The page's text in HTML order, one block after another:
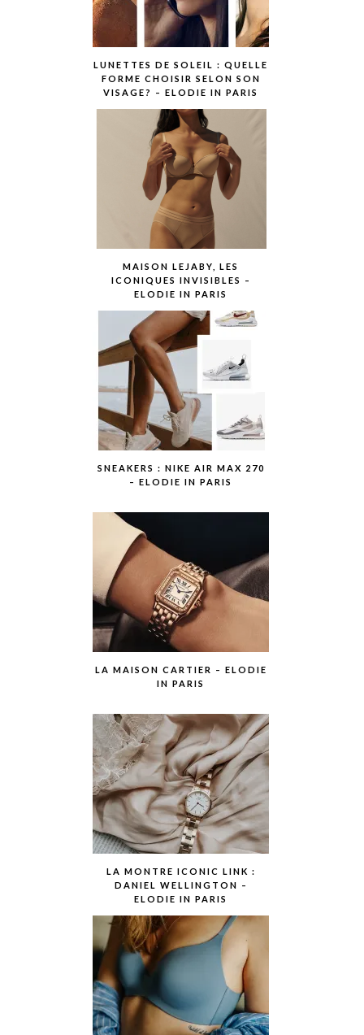
LUNETTES DE SOLEIL : QUELLE
FORME CHOISIR SELON SON
VISAGE? – ELODIE IN PARIS
MAISON LEJABY, LES
ICONIQUES INVISIBLES –
ELODIE IN PARIS
SNEAKERS : NIKE AIR MAX 270
– ELODIE IN PARIS
LA MAISON CARTIER – ELODIE
IN PARIS
LA MONTRE ICONIC LINK :
DANIEL WELLINGTON –
ELODIE IN PARIS